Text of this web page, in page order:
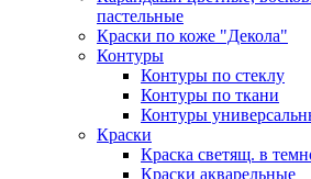
пастельные
Краски по коже "Декола"
Контуры
Контуры по стеклу
Контуры по ткани
Контуры
Краски
Краска светящ. в
Краски акварельные